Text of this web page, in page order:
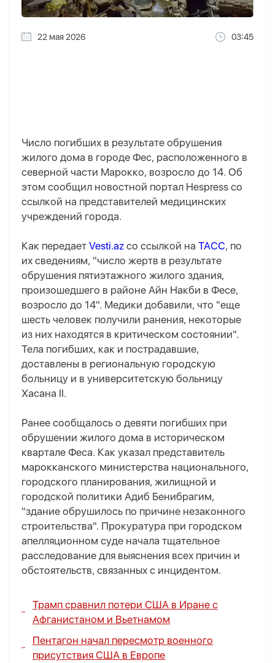
22 мая 2026 03:45
Число погибших в результате обрушения
жилого дома в городе Фес, расположенного в
северной части Марокко, возросло до 14. Об
этом сообщил новостной портал Hespress со
ссылкой на представителей медицинских
учреждений города.
Как передает Vesti.az со ссылкой на ТАСС, по
их сведениям, "число жертв в результате
обрушения пятиэтажного жилого здания,
произошедшего в районе Айн Накби в Фесе,
возросло до 14". Медики добавили, что "еще
шесть человек получили ранения, некоторые
из них находятся в критическом состоянии".
Тела погибших, как и пострадавшие,
доставлены в региональную городскую
больницу и в университетскую больницу
Хасана II.
Ранее сообщалось о девяти погибших при
обрушении жилого дома в историческом
квартале Феса. Как указал представитель
марокканского министерства национального,
городского планирования, жилищной и
городской политики Адиб Бенибрагим,
"здание обрушилось по причине незаконного
строительства". Прокуратура при городском
апелляционном суде начала тщательное
расследование для выяснения всех причин и
обстоятельств, связанных с инцидентом.
Трамп сравнил потери США в Иране с
Афганистаном и Вьетнамом
Пентагон начал пересмотр военного
присутствия США в Европе